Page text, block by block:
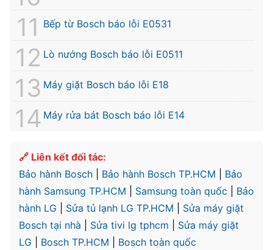
Bếp từ Bosch báo lỗi E0531
Lò nướng Bosch báo lỗi E0511
Máy giặt Bosch báo lỗi E18
Máy rửa bát Bosch báo lỗi E14
🔗 Liên kết đối tác:
Bảo hành Bosch
Bảo hành Bosch TP.HCM
Bảo
hành Samsung TP.HCM
Samsung toàn quốc
Bảo
hành LG
Sửa tủ lạnh LG TP.HCM
Sửa máy giặt
Bosch tại nhà
Sửa tivi lg tphcm
Sửa máy giặt
LG
Bosch TP.HCM Bosch toàn quốc